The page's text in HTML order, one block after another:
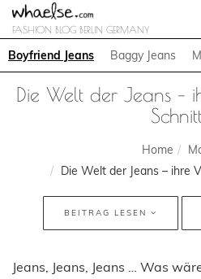
FASHION BLOG BERLIN GERMANY
Boyfriend Jeans Baggy Jeans
Die Welt der Jeans –
Home
Die Welt der Jeans – ihre
BEITRAG LESEN
Jeans, Jeans, Jeans … Was